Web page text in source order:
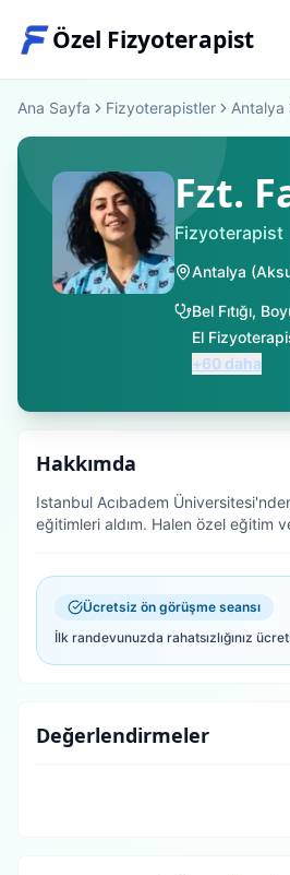
Özel Fizyoterapist
Ana Sayfa Fizyoterapistler Antalya
Fzt.
Fizyoterapist
Antalya (
Bel Fıtığı,
El
+60 daha
Hakkımda
Istanbul Acıbadem
eğitimleri aldım. Halen özel eğitim
Ücretsiz ön görüşme seansı
İlk randevunuzda rahatsızlığınız
Değerlendirmeler